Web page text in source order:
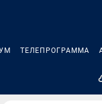
ТЕЛЕПРОГРАММА